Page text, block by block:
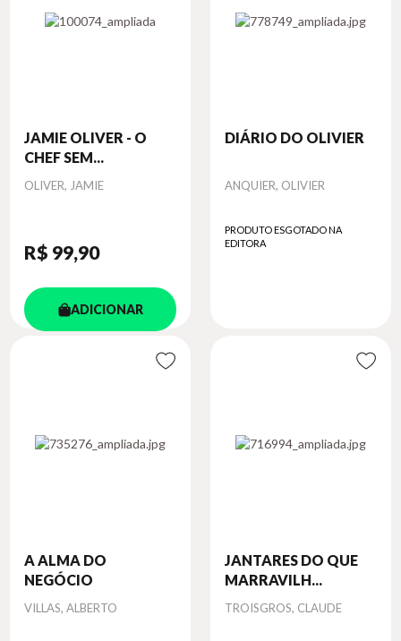
JAMIE OLIVER - O
CHEF SEM...
Autor
OLIVER, JAMIE
R$ 99,90
ADICIONAR
DIÁRIO DO OLIVIER
Autor
ANQUIER, OLIVIER
PRODUTO ESGOTADO NA
EDITORA
A ALMA DO
NEGÓCIO
Autor
VILLAS, ALBERTO
JANTARES DO QUE
MARRAVILH...
Autor
TROISGROS, CLAUDE